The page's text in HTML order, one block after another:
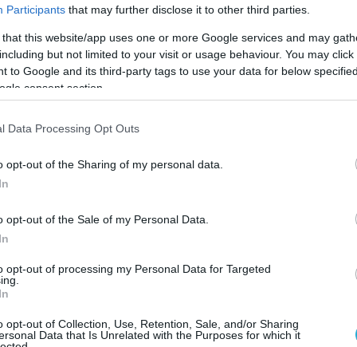
Participants that may further disclose it to other third parties.
that this website/app uses one or more Google services and may
but not limited to your visit or usage behaviour. You may
to Google and its third-party tags to use your data for below
consent section.
Data Processing Opt Outs
opt-out of the Sharing of my personal data.
opt-out of the Sale of my Personal Data.
opt-out of processing my Personal Data for Targeted
opt-out of Collection, Use, Retention, Sale, and/or Sharing
Data that Is Unrelated with the Purposes for which it
θα έχουν πρόσβαση σε κρατικά
για πολιτιστικές
μουσεία, φεστιβάλ και μέσα